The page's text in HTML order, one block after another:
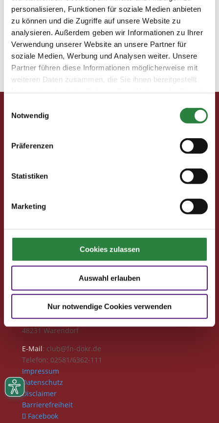
personalisieren, Funktionen für soziale Medien anbieten
zu können und die Zugriffe auf unsere Website zu
analysieren. Außerdem geben wir Informationen zu Ihrer
Verwendung unserer Website an unsere Partner für
soziale Medien, Werbung und Analysen weiter. Unsere
Partner führen diese Informationen möglicherweise mit
weiteren Daten zusammen, die Sie ihnen bereitgestellt
Notwendig
Präferenzen
Statistiken
Marketing
Cookies zulassen
Auswahl erlauben
Nur notwendige Cookies verwenden
Haferschaufel-22-1
11. November 2019
Pferd & Mensch digital
Fragen und Antworten
Clubmitglieder
Club
Förderprojekte
Club-Newsletter
Seminare
Reisen
Deutsche Reiterliche Vereinigung
Bereich Pferdesport Deutschland Club
Freiherr-von-Langen-Str. 13
48231 Warendorf
E-Mail: club@fn-dokr.de
Telefon: 02581/6362-111
Impressum
Datenschutz
Disclaimer
Barrierefreiheit
Facebook